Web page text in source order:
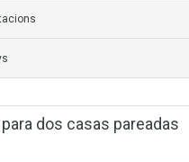
dos casas pareadas